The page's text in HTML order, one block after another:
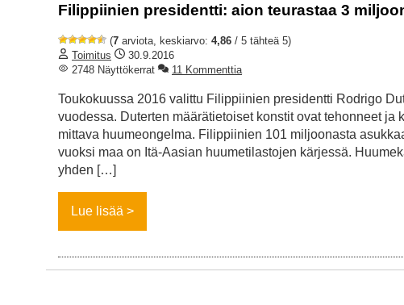
Filippiinien presidentti: aion teurastaa 3
(7 arviota, keskiarvo: 4,86 / 5 tähteä 5)
Toimitus
30.9.2016
2748 Näyttökerrat
11 Kommenttia
Toukokuussa 2016 valittu Filippiinien presidentti Rodrigo
vuodessa. Duterten määrätietoiset konstit ovat tehonneet
mittava huumeongelma. Filippiinien 101 miljoonasta
vuoksi maa on Itä-Aasian huumetilastojen kärjessä.
yhden […]
Lue lisää